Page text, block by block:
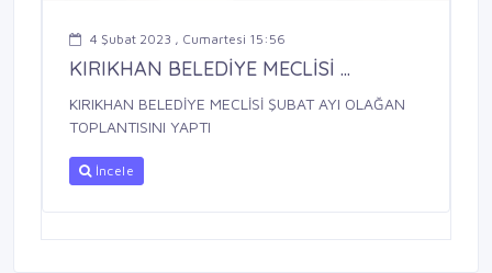
4 Şubat 2023 , Cumartesi 15:56
KIRIKHAN BELEDİYE MECLİSİ ...
KIRIKHAN BELEDİYE MECLİSİ ŞUBAT AYI OLAĞAN
TOPLANTISINI YAPTI
İncele